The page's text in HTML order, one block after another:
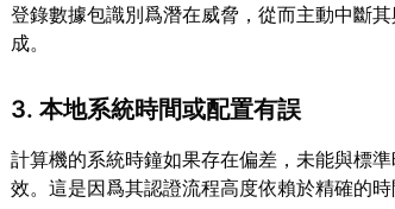
登錄數據包識別爲潛在威脅，從而主動中斷
成。
3. 本地系統時間或配置有誤
計算機的系統時鐘如果存在偏差，未能與標
效。這是因爲其認證流程高度依賴於精確的時